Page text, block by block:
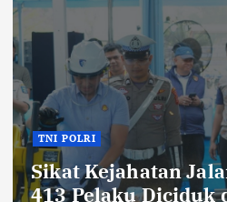
TNI POLRI
Ribuan
Gubernur
Berikan